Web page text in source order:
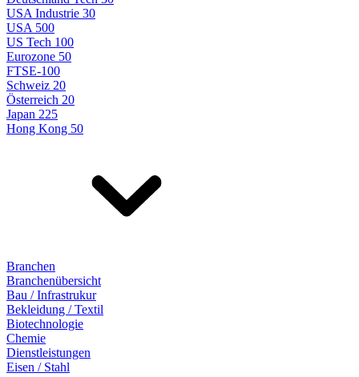
USA Industrie 30
USA 500
US Tech 100
Eurozone 50
FTSE-100
Schweiz 20
Österreich 20
Japan 225
Hong Kong 50
Branchen
Branchenübersicht
Bau / Infrastrukur
Bekleidung / Textil
Biotechnologie
Chemie
Dienstleistungen
Eisen / Stahl